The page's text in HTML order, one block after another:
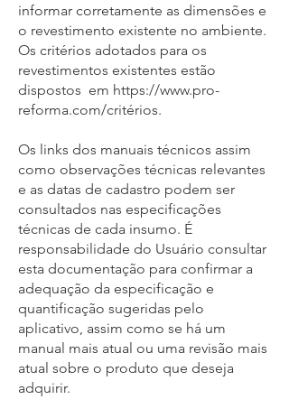
informar corretamente as dimensões e
o revestimento existente no ambiente.
Os critérios adotados para os
revestimentos existentes estão
dispostos em https://www.pro-
reforma.com/critérios.
Os links dos manuais técnicos assim
como observações técnicas relevantes
e as datas de cadastro podem ser
consultados nas especificações
técnicas de cada insumo. É
responsabilidade do Usuário consultar
esta documentação para confirmar a
adequação da especificação e
quantificação sugeridas pelo
aplicativo, assim como se há um
manual mais atual ou uma revisão mais
atual sobre o produto que deseja
adquirir.